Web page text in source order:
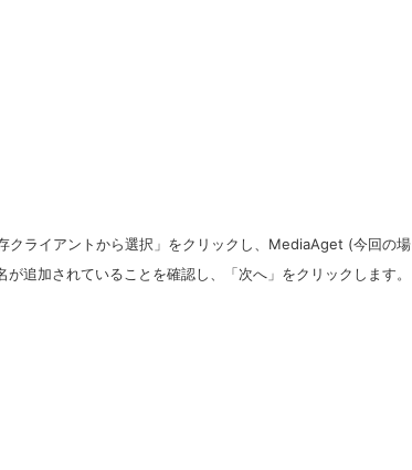
クライアントから選択」をクリックし、MediaAget (今回の場
追加されていることを確認し、「次へ」をクリックします。